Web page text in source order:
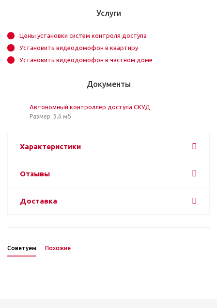
Услуги
Цены установки систем контроля доступа
Установить видеодомофон в квартиру
Установить видеодомофон в частном доме
Документы
Автономный контроллер доступа СКУД
Размер: 3,6 мб
Характеристики
Отзывы
Доставка
Советуем Похожие